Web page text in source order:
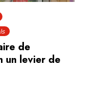
de
un levier de